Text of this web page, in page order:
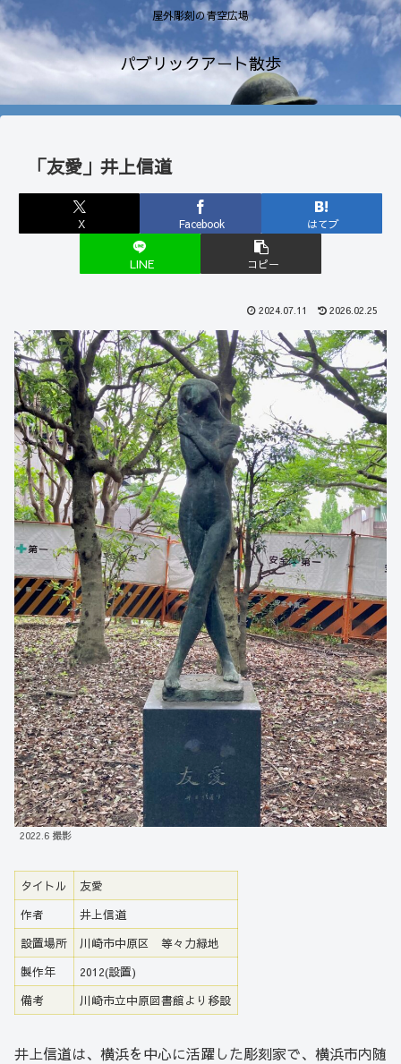
屋外彫刻の青空広場
パブリックアート散歩
「友愛」井上信道
X Facebook はてブ
LINE コピー
2024.07.11 2026.02.25
2022.6 撮影
タイトル
友愛
作者
井上信道
設置場所
川崎市中原区 等々力緑地
製作年
2012(設置)
備考
川崎市立中原図書館より移設
井上信道は、横浜を中心に活躍した彫刻家で、横浜市内随